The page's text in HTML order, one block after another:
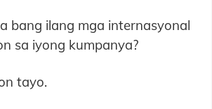
bang ilang mga internasyonal
sa iyong kumpanya?
tayo.